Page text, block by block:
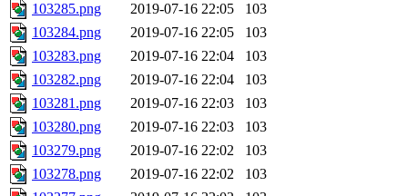
103285.png
2019-07-16 22:05
103
103284.png
2019-07-16 22:05
103
103283.png
2019-07-16 22:04
103
103282.png
2019-07-16 22:04
103
103281.png
2019-07-16 22:03
103
103280.png
2019-07-16 22:03
103
103279.png
2019-07-16 22:02
103
103278.png
2019-07-16 22:02
103